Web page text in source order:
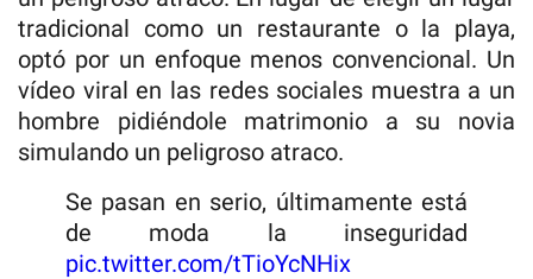
tradicional como un restaurante o la playa,
optó por un enfoque menos convencional. Un
vídeo viral en las redes sociales muestra a un
hombre pidiéndole matrimonio a su novia
simulando un peligroso atraco.
Se pasan en serio, últimamente está
de moda la inseguridad
pic.twitter.com/tTioYcNHix